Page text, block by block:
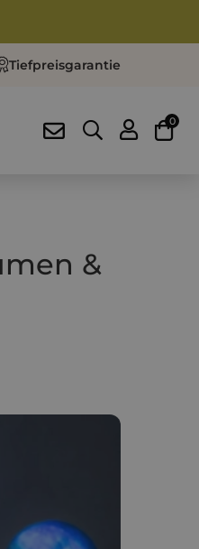
Tiefpreisgarantie
0
&